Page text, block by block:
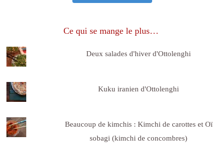
Ce qui se mange le plus…
Deux salades d'hiver d'Ottolenghi
Kuku iranien d'Ottolenghi
Beaucoup de kimchis : Kimchi de carottes et Oï
sobagi (kimchi de concombres)